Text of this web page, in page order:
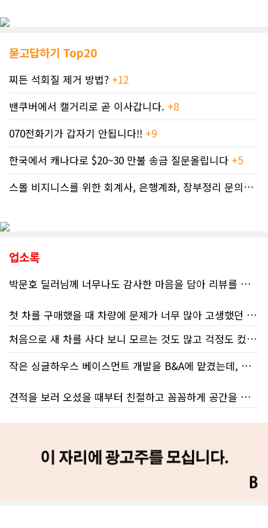
묻고답하기 Top20
찌든 석회질 제거 방법? +12
밴쿠버에서 캘거리로 곧 이사갑니다. +8
070전화기가 갑자기 안됩니다!! +9
한국에서 캐나다로 $20~30 만불 송금 질문올립니다 +5
스몰 비지니스를 위한 회계사, 은행계좌, 장부정리 문의드립니다.
업소록
박문호 딜러님께 너무나도 감사한 마음을 담아 리뷰를 남깁니다.
첫 차를 구매했을 때 차량에 문제가 너무 많아 고생했던 경험이 있어서, 이번에는 정말 신중하게 고민하고 꼼꼼하게 알아본 후 차를 구매하고 싶었습니다. 그러던 중 사우스포인트의 박문호 딜러님을 만나면서 그동안의 고민이 모두 해결되었습니다.
처음 차량을 선택하는 과정부터 저에게 맞는 차량을 추천해 주셨고, 그 차량의 장단점과 다양한 기능까지 하나하나 자세하게 설명해 주셔서 큰 도움이 되었습니다. 원래는 새 차를 받기까지 4~5개월 정도 기다려야 한다고 들었는데, 딜러님의 노력 덕분에 한 달 만에 차량을 받을 수 있었습니다.
차량을 인수하는 날에도 시간이 오래 걸렸음에도 불구하고 모든 기능을 하나씩 직접 설명해 주시고, 앞으로 차량을 관리하면서 꼭 확인해야 할 부분과 유용한 팁까지 꼼꼼하게 알려주셨습니다. 차에 대해 잘 모르는 저에게는 정말 큰 도움이 되었습니다.
좋은 차를 구매할 수 있도록 끝까지 최선을 다해 주시고, 늘 친절하고 세심하게 도와주신 박문호 딜러님께 진심으로 감사드립니다. 주변에 차량 구매를 고민하는 분이 있다면 자신 있게 추천드리고 싶은 최고의 딜러님입니다.
처음으로 새 차를 사다 보니 모르는 것도 많고 걱정도 컸는데 박문호 딜러님 덕분에 전 과정이 너무나 편안하고 만족스러웠습니다! 상담하는 내내 꼼꼼하게 설명해 주신 것은 물론, 복잡한 서류 절차와 차량 옵션 체크까지 세심하게 챙겨주셔서 마음이 정말 든든했습니다. 차량 출고 날에도 긴 시간 할애해 가며 기능을 친절하게 하나하나 설명해 주셔서 큰 도움이 되었는데요, 특히 정비사 출신이셔서 그런지 디테일한 부분까지 전문적으로 말씀해 주셔서 신뢰가 팍팍 갔습니다 ?? 다른분 리뷰에도 있지만 마지막에 "진짜 서비스는 이제부터 시작"이라는 진심어린 말씀에는 깊은 감동을 받았습니다. 앞으로 주변에 차 구매하려는 분이 있다면 무조건 박문호 딜러님 강력 추천입니다! 신경 써주셔서 진심으로 감사드리며, 늘 건강하시고 번창하시길 바랍니다 :)
작은 싱글하우스 베이스먼트 개발을 B&A에 맡겼는데, 처음부터 끝까지 정말 만족스러운 경험이었습니다.
견적을 보러 오셨을 때부터 친절하고 꼼꼼하게 공간을 확인해 주셨고, 여러 옵션이 포함된 견적 금액도 다른 업체들과 비교했을 때 매우 합리적이었습니다.
저희 집은 사이드 도어가 없어 작업하시기 불편하셨을 텐데도 항상 밝은 모습으로 오셔서 성실하게 작업해 주셨습니다. 공사 중에도 진행 상황과 앞으로의 작업 계획을 수시로 자세히 설명해 주셔서 믿고 맡길 수 있었고, 세심한 소통에 큰 만족을 느꼈습니다.
공사가 끝난 후에는 마무리 점검까지 꼼꼼하게 진행해 주시는 모습에서 전문성과 책임감을 느낄 수 있었습니다.